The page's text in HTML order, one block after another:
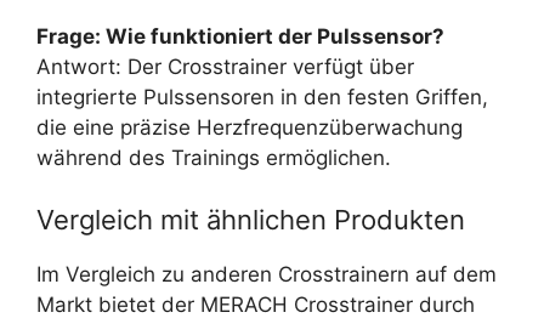
Frage: Wie funktioniert der Pulssensor?
Antwort: Der Crosstrainer verfügt über
integrierte Pulssensoren in den festen Griffen,
die eine präzise Herzfrequenzüberwachung
während des Trainings ermöglichen.
Vergleich mit ähnlichen Produkten
Im Vergleich zu anderen Crosstrainern auf dem
Markt bietet der MERACH Crosstrainer durch